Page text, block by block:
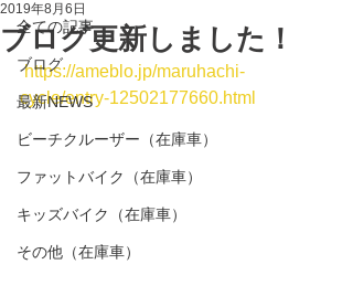
全ての記事
ブログ
最新NEWS
ビーチクルーザー（在庫車）
ファットバイク（在庫車）
キッズバイク（在庫車）
その他（在庫車）
ブログ更新しました！
2019年8月6日
https://ameblo.jp/maruhachi-
cycle/entry-12502177660.html